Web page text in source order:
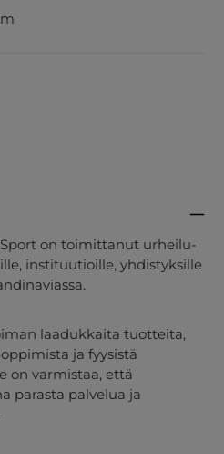
Sport on toimittanut urheilu-
instituutioille, yhdistyksille
laadukkaita tuotteita,
ja fyysistä
on varmistaa, että
parasta palvelua ja